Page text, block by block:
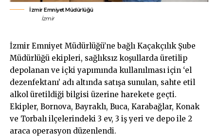
İzmir Emniyet Müdürlüğü
İzmir
İzmir Emniyet Müdürlüğü’ne bağlı Kaçakçılık Şube
Müdürlüğü ekipleri, sağlıksız koşullarda üretilip
depolanan ve içki yapımında kullanılması için ‘el
dezenfektanı’ adı altında satışa sunulan, sahte etil
alkol üretildiği bilgisi üzerine harekete geçti.
Ekipler, Bornova, Bayraklı, Buca, Karabağlar, Konak
ve Torbalı ilçelerindeki 3 ev, 3 iş yeri ve depo ile 2
araca operasyon düzenlendi.